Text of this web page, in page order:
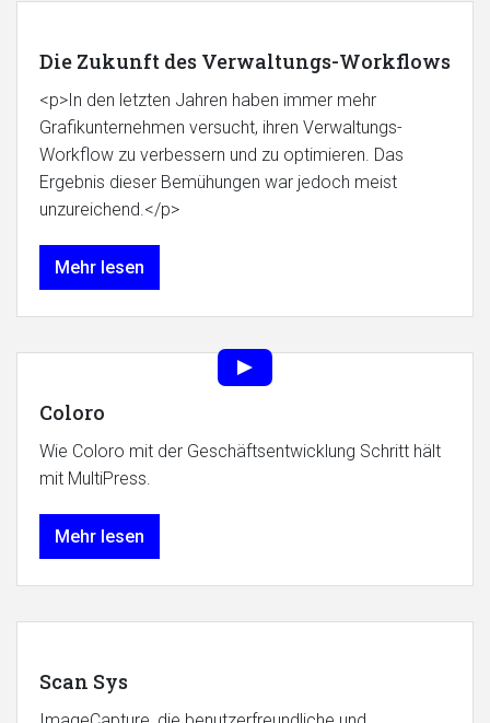
Die Zukunft des Verwaltungs-Workflows
<p>In den letzten Jahren haben immer mehr
Grafikunternehmen versucht, ihren Verwaltungs-
Workflow zu verbessern und zu optimieren. Das
Ergebnis dieser Bemühungen war jedoch meist
unzureichend.</p>
Mehr lesen
Coloro
Wie Coloro mit der Geschäftsentwicklung Schritt hält
mit MultiPress.
Mehr lesen
Scan Sys